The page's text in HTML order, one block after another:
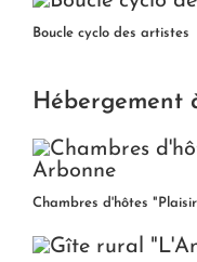
Boucle cyclo des artistes
Hébergement
Chambres d'hôtes